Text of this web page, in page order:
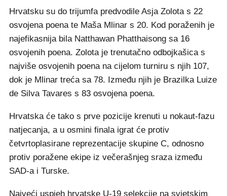
Hrvatsku su do trijumfa predvodile Asja Zolota s 22
osvojena poena te Maša Mlinar s 20. Kod poraženih je
najefikasnija bila Natthawan Phatthaisong sa 16
osvojenih poena. Zolota je trenutačno odbojkašica s
najviše osvojenih poena na cijelom turniru s njih 107,
dok je Mlinar treća sa 78. Između njih je Brazilka Luize
de Silva Tavares s 83 osvojena poena.
Hrvatska će tako s prve pozicije krenuti u nokaut-fazu
natjecanja, a u osmini finala igrat će protiv
četvrtoplasirane reprezentacije skupine C, odnosno
protiv poražene ekipe iz večerašnjeg sraza između
SAD-a i Turske.
Najveći uspjeh hrvatske U-19 selekcije na svjetskim